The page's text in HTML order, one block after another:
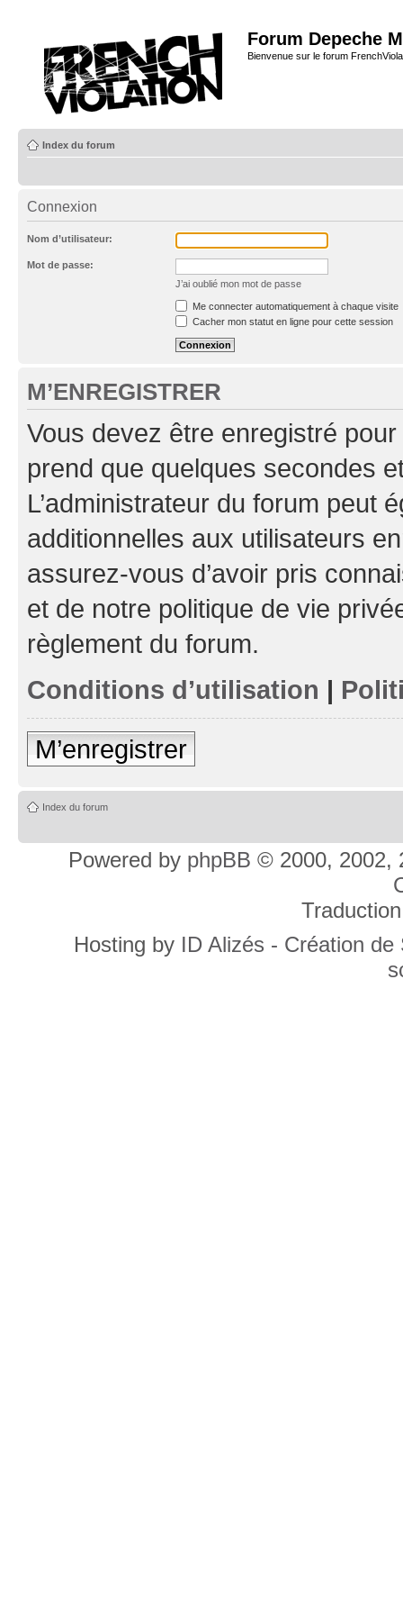
Forum Depeche
Bienvenue sur le forum
Index du forum
Connexion
Nom d’utilisateur:
Mot de passe:
J’ai oublié mon mot de passe
Me connecter automatiquement à chaque visite
Cacher mon statut en ligne pour cette session
M’ENREGISTRER
Vous devez être enregistré
prend que quelques secondes
L’administrateur du forum peut
additionnelles aux utilisateurs
assurez-vous d’avoir pris
et de notre politique de vie
règlement du forum.
Conditions d’utilisation |
M’enregistrer
Index du forum
Powered by phpBB © 2000, 2002,
Hosting by ID Alizés - Création